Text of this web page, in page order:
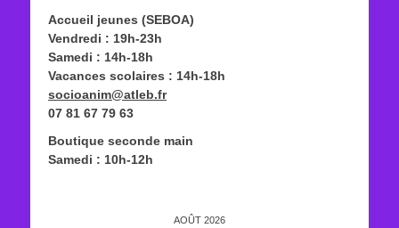
Accueil jeunes (SEBOA)
Vendredi : 19h-23h
Samedi : 14h-18h
Vacances scolaires : 14h-18h
socioanim@atleb.fr
07 81 67 79 63
Boutique seconde main
Samedi : 10h-12h
AOÛT 2026